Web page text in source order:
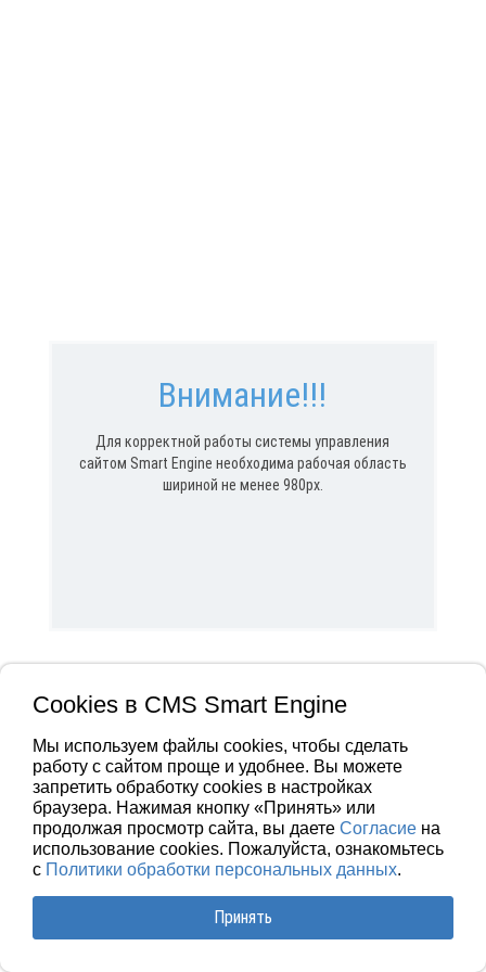
Внимание!!!
Для корректной работы системы управления
сайтом Smart Engine необходима рабочая область
шириной не менее 980px.
Cookies в CMS Smart Engine
Мы используем файлы cookies, чтобы сделать
работу с сайтом проще и удобнее. Вы можете
запретить обработку сookies в настройках
браузера. Нажимая кнопку «Принять» или
продолжая просмотр сайта, вы даете Согласие на
использование cookies. Пожалуйста, ознакомьтесь
с Политики обработки персональных данных.
Принять